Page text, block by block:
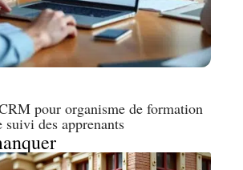
pour organisme de formation
suivi des apprenants